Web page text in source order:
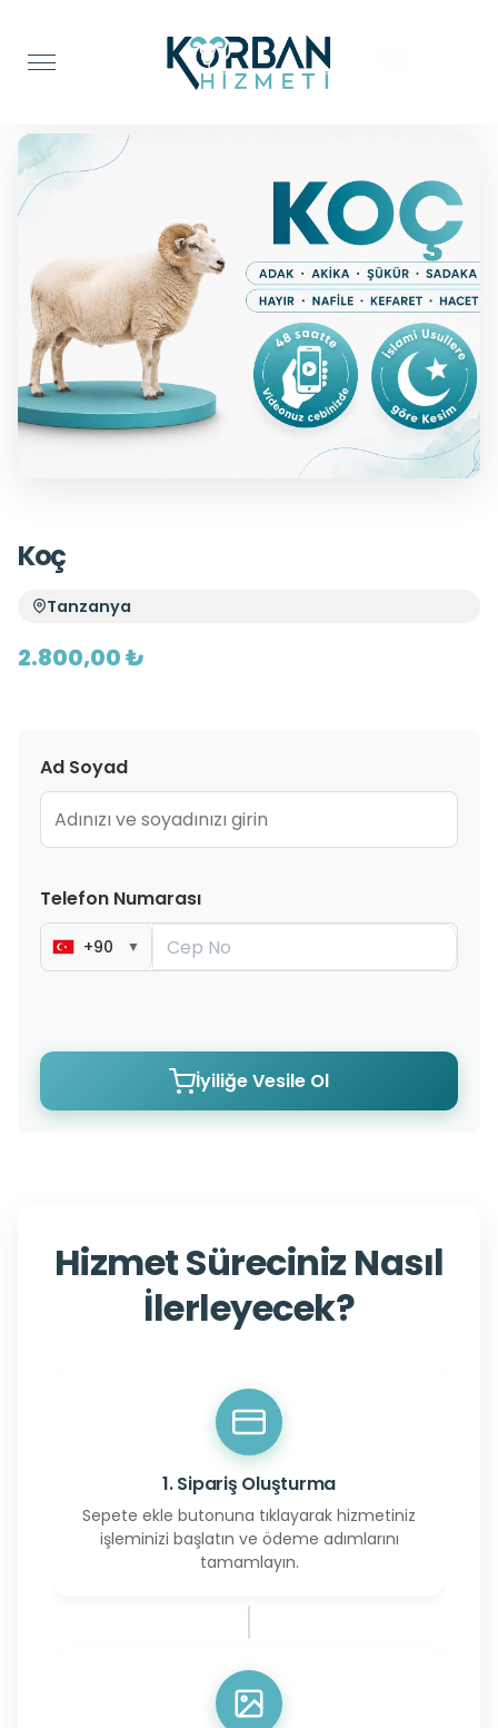
Adak Kurbanı
Koç
Tanzanya
2.800,00 ₺
Ad Soyad
Telefon Numarası
+90 ▼
İyiliğe Vesile Ol
Hizmet Süreciniz Nasıl
İlerleyecek?
1. Sipariş Oluşturma
Sepete ekle butonuna tıklayarak hizmetiniz
işleminizi başlatın ve ödeme adımlarını
tamamlayın.